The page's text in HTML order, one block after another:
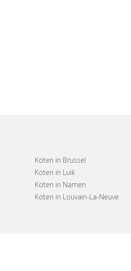
Koten in Brussel
Koten in Luik
Koten in Namen
Koten in Louvain-La-Neuve